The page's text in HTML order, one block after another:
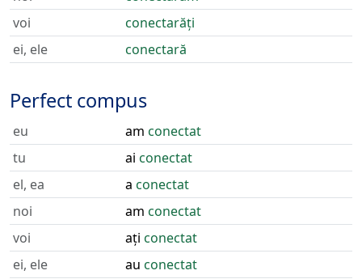
voi
conectarăți
ei, ele
conectară
Perfect compus
eu am conectat
tu
ai conectat
el, ea
a conectat
noi
am conectat
voi
ați conectat
ei, ele
au conectat